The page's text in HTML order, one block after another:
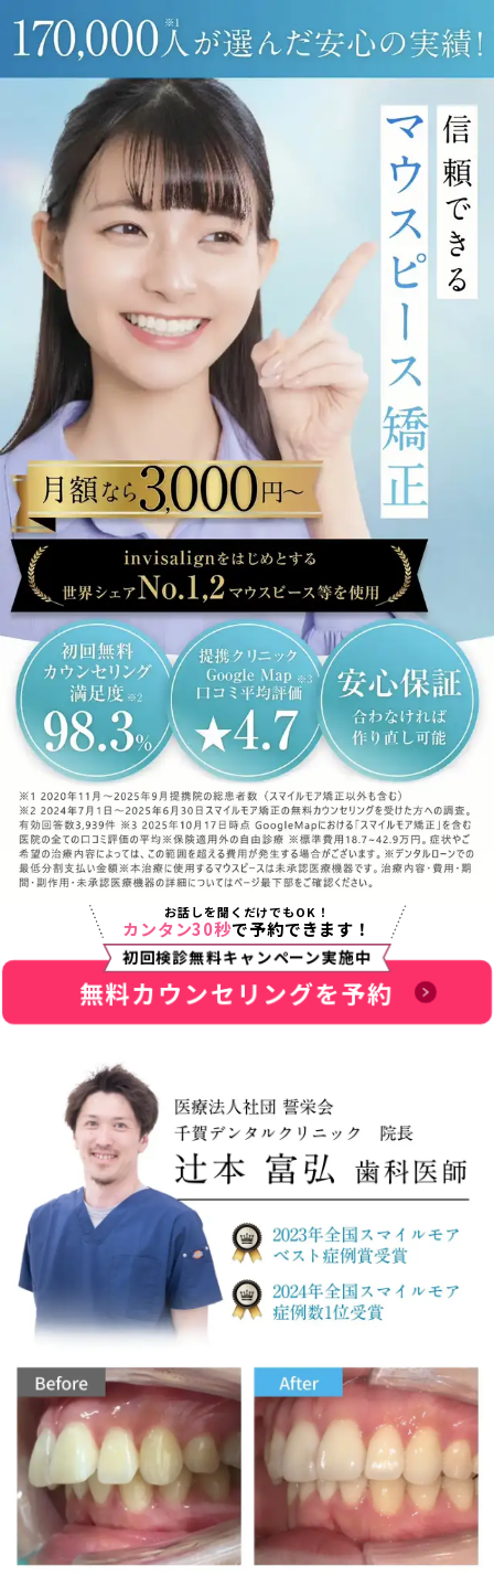
お話しを聞くだけでもOK！
カンタン30秒で予約できます！
初回検診無料キャンペーン実施中
無料カウンセリングを予約